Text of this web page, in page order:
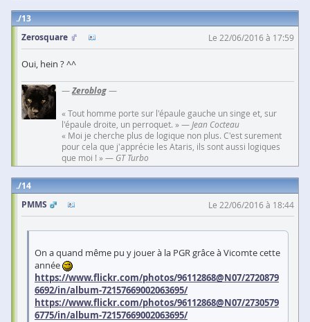
13
Zerosquare
Le 22/06/2016 à 17:59
Oui, hein ? ^^
—Zeroblog—
« Tout homme porte sur l'épaule gauche un singe et, sur
l'épaule droite, un perroquet. » — Jean Cocteau
« Moi je cherche plus de logique non plus. C'est surement
pour cela que j'apprécie les Ataris, ils sont aussi logiques
que moi ! » — GT Turbo
14
PMMS
Le 22/06/2016 à 18:44
On a quand même pu y jouer à la PGR grâce à Vicomte cette
année
https://www.flickr.com/photos/96112868@N07/2720879
6692/in/album-72157669002063695/
https://www.flickr.com/photos/96112868@N07/2730579
6775/in/album-72157669002063695/